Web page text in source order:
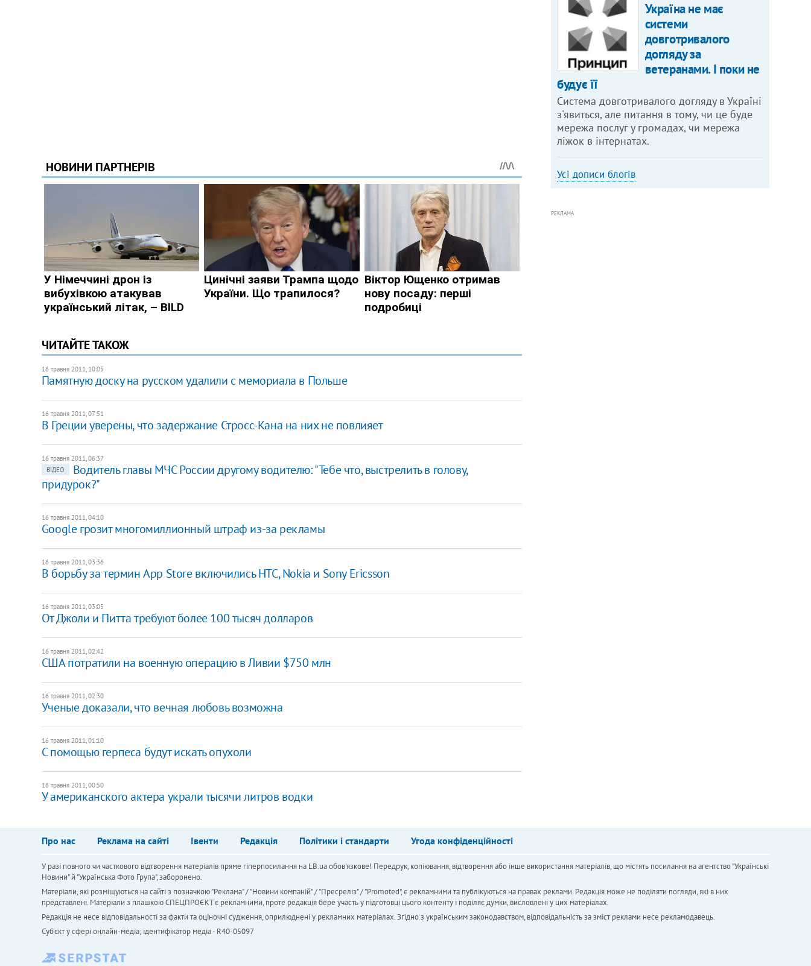
ЧИТАЙТЕ ТАКОЖ
16 травня 2011, 10:05
Памятную доску на русском удалили с мемориала в Польше
16 травня 2011, 07:51
В Греции уверены, что задержание Стросс-Кана на них не повлияет
16 травня 2011, 06:37
ВІДЕО
Водитель главы МЧС России другому водителю: "Тебе что, выстрелить в голову,
придурок?"
16 травня 2011, 04:10
Google грозит многомиллионный штраф из-за рекламы
16 травня 2011, 03:36
В борьбу за термин App Store включились HTC, Nokia и Sony Ericsson
16 травня 2011, 03:05
От Джоли и Питта требуют более 100 тысяч долларов
16 травня 2011, 02:42
США потратили на военную операцию в Ливии $750 млн
16 травня 2011, 02:30
Ученые доказали, что вечная любовь возможна
16 травня 2011, 01:10
С помощью герпеса будут искать опухоли
16 травня 2011, 00:50
У американского актера украли тысячи литров водки
Україна не має
системи
довготривалого
догляду за
ветеранами. І поки не
будує її
Система довготривалого догляду в Україні
з'явиться, але питання в тому, чи це буде
мережа послуг у громадах, чи мережа
ліжок в інтернатах.
Усі дописи блогів
РЕКЛАМА
Про нас Реклама на сайті Івенти Редакція Політики і стандарти Угода конфіденційності
У разі повного чи часткового відтворення матеріалів пряме гіперпосилання на LB.ua обов'язкове! Передрук, копіювання, відтворення або інше використання матеріалів, що містять посилання на агентство "Українськi
Новини" й "Українська Фото Група", заборонено.
Матеріали, які розміщуються на сайті з позначкою "Реклама" / "Новини компаній" / "Пресреліз" / "Promoted", є рекламними та публікуються на правах реклами. Редакція може не поділяти погляди, які в них
представлені. Матеріали з плашкою СПЕЦПРОЄКТ є рекламними, проте редакція бере участь у підготовці цього контенту і поділяє думки, висловлені у цих матеріалах.
Редакція не несе відповідальності за факти та оціночні судження, оприлюднені у рекламних матеріалах. Згідно з українським законодавством, відповідальність за зміст реклами несе рекламодавець.
Cуб'єкт у сфері онлайн-медіа; ідентифікатор медіа - R40-05097